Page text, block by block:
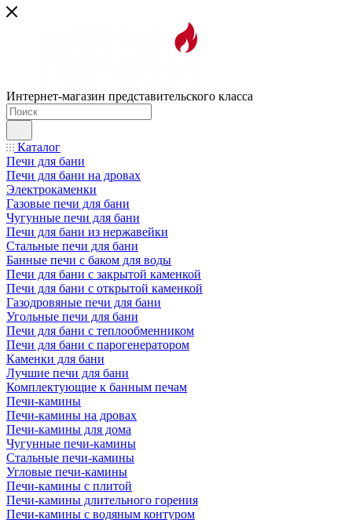
Интернет-магазин представительского класса
Каталог
Печи для бани
Печи для бани на дровах
Электрокаменки
Газовые печи для бани
Чугунные печи для бани
Печи для бани из нержавейки
Стальные печи для бани
Банные печи с баком для воды
Печи для бани с закрытой каменкой
Печи для бани с открытой каменкой
Газодровяные печи для бани
Угольные печи для бани
Печи для бани с теплообменником
Печи для бани с парогенератором
Каменки для бани
Лучшие печи для бани
Комплектующие к банным печам
Печи-камины
Печи-камины на дровах
Печи-камины для дома
Чугунные печи-камины
Стальные печи-камины
Угловые печи-камины
Печи-камины с плитой
Печи-камины длительного горения
Печи-камины с водяным контуром